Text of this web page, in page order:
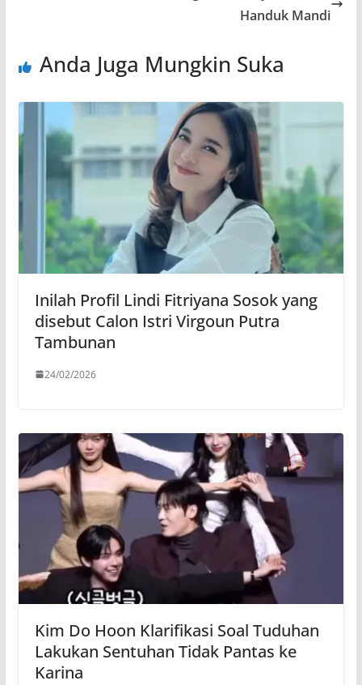
Handuk Mandi
Anda Juga Mungkin Suka
Inilah Profil Lindi Fitriyana Sosok yang
disebut Calon Istri Virgoun Putra
Tambunan
24/02/2026
Kim Do Hoon Klarifikasi Soal Tuduhan
Lakukan Sentuhan Tidak Pantas ke
Karina